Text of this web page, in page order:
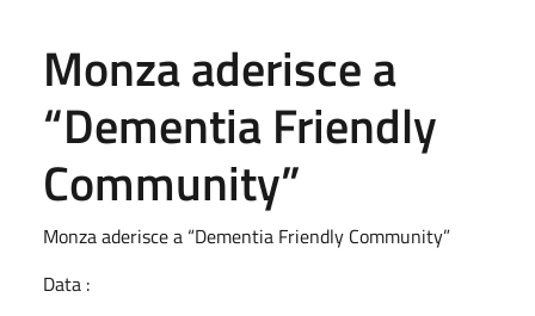
Monza aderisce a
“Dementia Friendly
Community”
Monza aderisce a “Dementia Friendly Community”
Data :